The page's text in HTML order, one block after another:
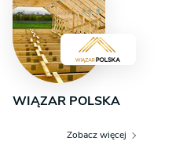
WIĄZAR POLSKA
Zobacz więcej